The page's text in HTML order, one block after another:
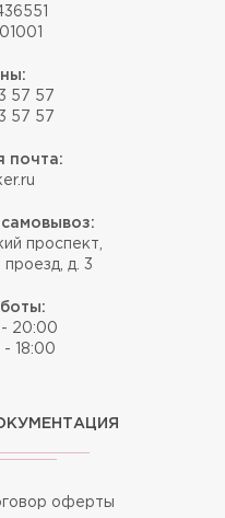
57 57
57 57
почта:
проспект,
проезд, д. 3
- 20:00
18:00
оферты